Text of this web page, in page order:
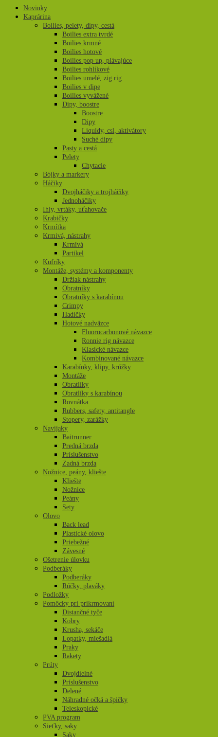
Novinky
Kaprárina
Boilies, pelety, dipy, cestá
Boilies extra tvrdé
Boilies krmné
Boilies hotové
Boilies pop up, plávajúce
Boilies rohlíkové
Boilies umelé, zig rig
Boilies v dipe
Boilies vyvážené
Dipy, boostre
Boostre
Dipy
Liquidy, csl, aktivátory
Suché dipy
Pasty a cestá
Pelety
Chytacie
Bójky a markery
Háčiky
Dvojháčiky a trojháčiky
Jednoháčiky
Ihly, vrtáky, uťahovače
Krabičky
Krmítka
Krmivá, nástrahy
Krmivá
Partikel
Kufríky
Montáže, systémy a komponenty
Držiak nástrahy
Obratníky
Obratníky s karabínou
Crimpy
Hadičky
Hotové nadväzce
Fluorocarbonové návazce
Ronnie rig návazce
Klasické návazce
Kombinované návazce
Karabínky, klipy, krúžky
Montáže
Obratlíky
Obratlíky s karabínou
Rovnátka
Rubbers, safety, antitangle
Stopery, zarážky
Navijaky
Baitrunner
Predná brzda
Príslušenstvo
Zadná brzda
Nožnice, peány, kliešte
Kliešte
Nožnice
Peány
Sety
Olovo
Back lead
Plastické olovo
Priebežné
Závesné
Ošetrenie úlovku
Podberáky
Podberáky
Rúčky, plaváky
Podložky
Pomôcky pri prikrmovaní
Distančné tyče
Kobry
Krusha, sekáče
Lopatky, miešadlá
Praky
Rakety
Prúty
Dvojdielné
Príslušenstvo
Delené
Náhradné očká a špičky
Teleskopické
PVA program
Sieťky, saky
Saky